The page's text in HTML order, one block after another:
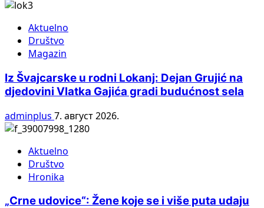
Aktuelno
Društvo
Magazin
Iz Švajcarske u rodni Lokanj: Dejan Grujić na
djedovini Vlatka Gajića gradi budućnost sela
adminplus 7. август 2026.
Aktuelno
Društvo
Hronika
„Crne udovice“: Žene koje se i više puta udaju